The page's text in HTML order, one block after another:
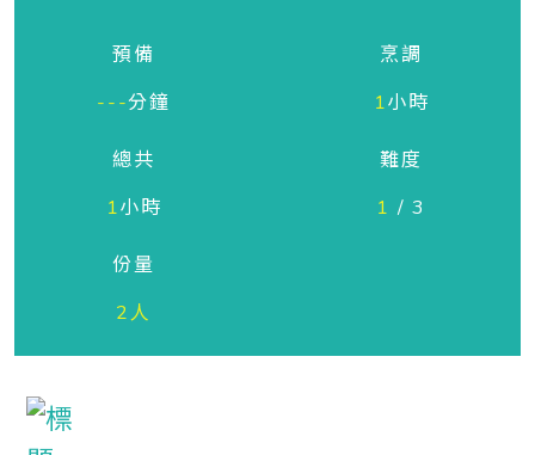
預備
---分鐘
烹調
1小時
總共
1小時
難度
1 / 3
份量
2人